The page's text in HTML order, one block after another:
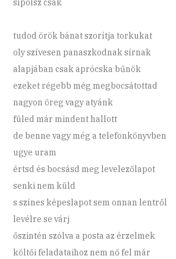
sípolsz csak
tudod örök bánat szorítja torkukat
oly szívesen panaszkodnak sírnak
alapjában csak aprócska bűnök
ezeket régebb még megbocsátottad
nagyon öreg vagy atyánk
füled már mindent hallott
de benne vagy még a telefonkönyvben
ugye uram
értsd és bocsásd meg levelezőlapot
senki nem küld
s színes képeslapot sem onnan lentről
levélre se várj
őszintén szólva a posta az érzelmek
költői feladataihoz nem nő fel már